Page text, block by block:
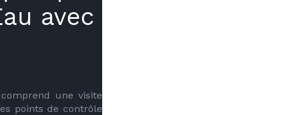
avec
une visite
points de contrôle